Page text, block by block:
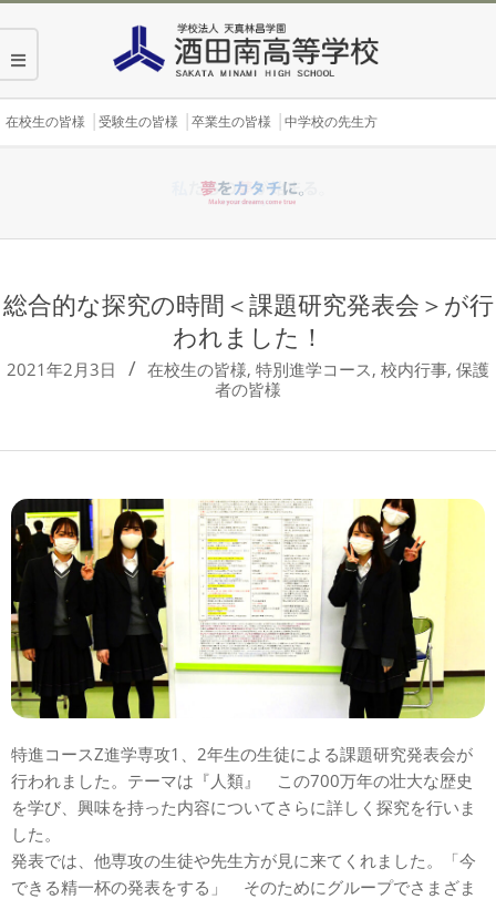
content
Secondary
在校生の皆様 受験生の皆様 卒業生の皆様 中学校の先生方
総合的な探究の時間＜課題研究発表会＞が行
われました！
2021年2月3日 在校生の皆様, 特別進学コース, 校内行事, 保護
者の皆様
特進コースZ進学専攻1、2年生の生徒による課題研究発表会が
行われました。テーマは『人類』 この700万年の壮大な歴史
を学び、興味を持った内容についてさらに詳しく探究を行いま
した。
発表では、他専攻の生徒や先生方が見に来てくれました。「今
できる精一杯の発表をする」 そのためにグループでさまざま